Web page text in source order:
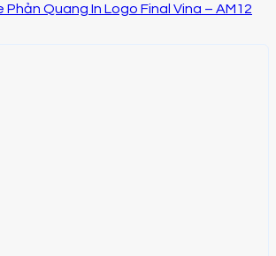
Phản Quang In Logo Final Vina – AM12